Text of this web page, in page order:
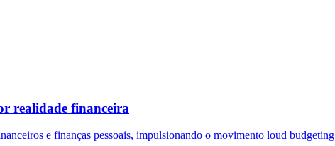
realidade financeira
e finanças pessoais, impulsionando o movimento loud budgeting